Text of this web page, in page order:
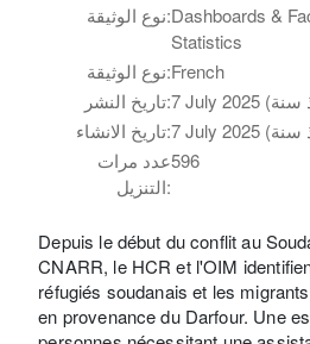
نوع الوثيقة:Dashboards &
Statistics
نوع الوثيقة:French
تاريخ النشر:
تاريخ الانشاء:
عدد مرات
التنزيل:
596
Depuis le début du conflit au
CNARR, le HCR et l'OIM
réfugiés soudanais et les
en provenance du Darfour. Une